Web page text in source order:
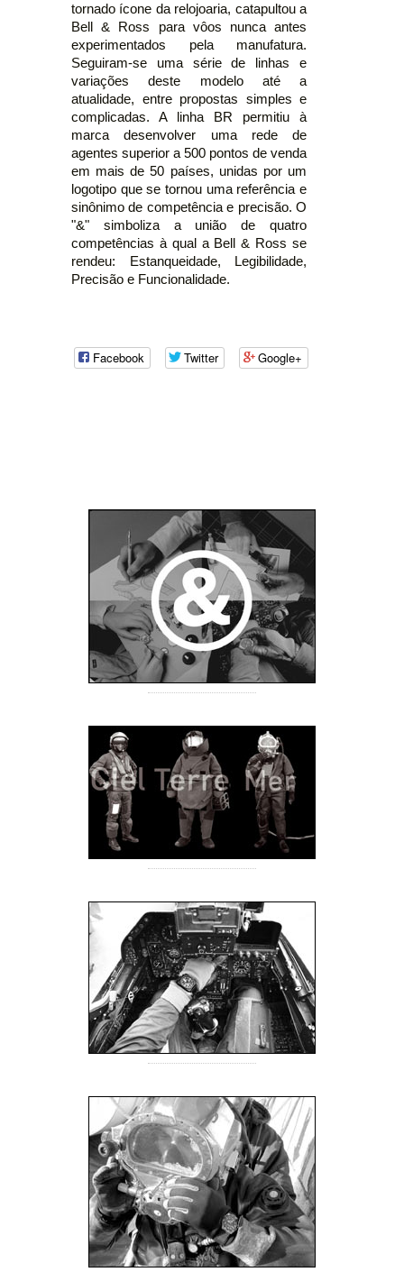
tornado ícone da relojoaria, catapultou a
Bell & Ross para vôos nunca antes
experimentados pela manufatura.
Seguiram-se uma série de linhas e
variações deste modelo até a
atualidade, entre propostas simples e
complicadas. A linha BR permitiu à
marca desenvolver uma rede de
agentes superior a 500 pontos de venda
em mais de 50 países, unidas por um
logotipo que se tornou uma referência e
sinônimo de competência e precisão. O
"&" simboliza a união de quatro
competências à qual a Bell & Ross se
rendeu: Estanqueidade, Legibilidade,
Precisão e Funcionalidade.
Facebook Twitter Google+